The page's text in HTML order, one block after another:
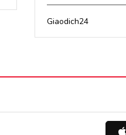
Giaodich24